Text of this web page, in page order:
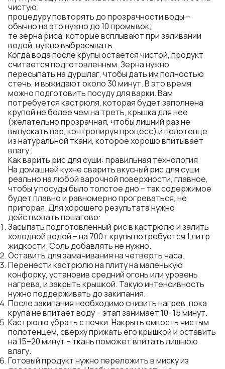
чистую;
процедуру повторять до прозрачности воды –
обычно на это нужно до 10 промывок;
те зерна риса, которые всплывают при заливании
водой, нужно выбрасывать.
Когда вода после крупы остается чистой, продукт
считается подготовленным. Зерна нужно
пересыпать на дуршлаг, чтобы дать им полностью
стечь, и выжидают около 30 минут. В это время
можно подготовить посуду для варки. Вам
потребуется кастрюля, которая будет заполнена
крупой не более чем на треть, крышка для нее
(желательно прозрачная, чтобы лишний раз не
выпускать пар, контролируя процесс) и полотенце
из натуральной ткани, которое хорошо впитывает
влагу.
Как варить рис для суши: правильная технология
На домашней кухне сварить вкусный рис для суши
реально на любой варочной поверхности, главное,
чтобы у посуды было толстое дно – так содержимое
будет плавно и равномерно прогреваться, не
пригорая. Для хорошего результата нужно
действовать пошагово:
Засыпать подготовленный рис в кастрюлю и залить
холодной водой – на 700 г крупы потребуется 1 литр
жидкости. Соль добавлять не нужно.
Оставить для замачивания на четверть часа.
Перенести кастрюлю на плиту на маленькую
конфорку, установив средний огонь или уровень
нагрева, и закрыть крышкой. Такую интенсивность
нужно поддерживать до закипания.
После закипания необходимо снизить нагрев, пока
крупа не впитает воду – этап занимает 10–15 минут.
Кастрюлю убрать с печки. Накрыть емкость чистым
полотенцем, сверху прижать его крышкой и оставить
на 15–20 минут – ткань поможет впитать лишнюю
влагу.
Готовый продукт нужно переложить в миску из